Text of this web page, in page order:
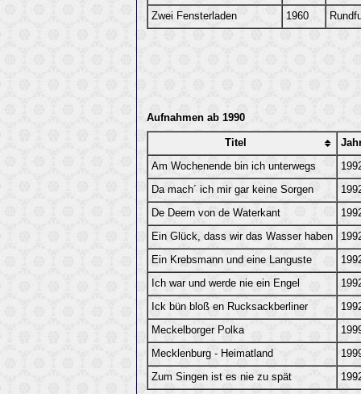
Zwei Fensterladen 1960
Aufnahmen ab 1990
Titel
Am Wochenende bin ich unterwegs
Da mach´ ich mir gar keine Sorgen
De Deern von de Waterkant
Ein Glück, dass wir das Wasser haben
Ein Krebsmann und eine Languste
Ich war und werde nie ein Engel
Ick bün bloß en Rucksackberliner
Meckelborger Polka
Mecklenburg - Heimatland
Zum Singen ist es nie zu spät